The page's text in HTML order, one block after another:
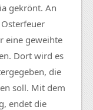
gekrönt. An
eine geweihte
Dort wird es
die
soll. Mit dem
endet die